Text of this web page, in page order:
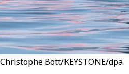
Bott/KEYSTONE/dpa